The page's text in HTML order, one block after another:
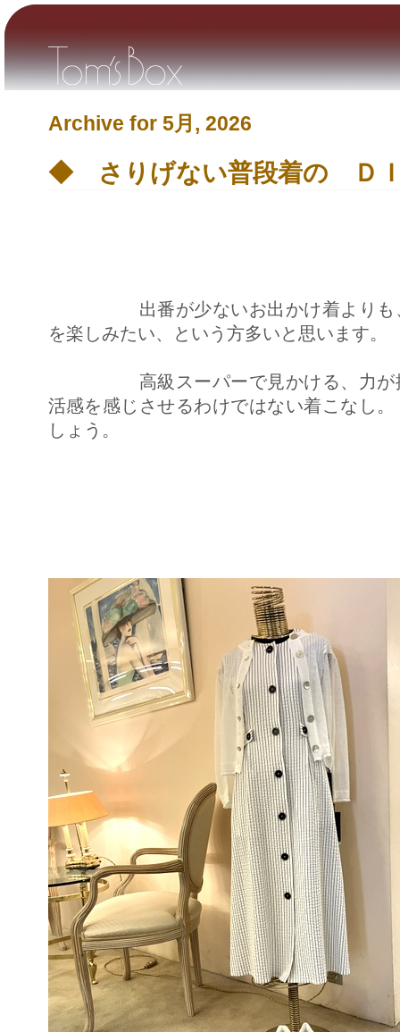
Archive for 5月, 2026
◆ さりげない普段着の ＤＩ
出番が少ないお出かけ着よりも、
を楽しみたい、という方多いと思います。
高級スーパーで見かける、力が抜
活感を感じさせるわけではない着こな
しょう。